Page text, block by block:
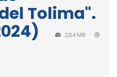
Tolima".
2.84 MB